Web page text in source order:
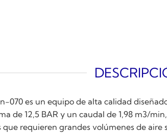
070 es un equipo de alta calidad
de 12,5 BAR y un caudal de 1,98 m3/
que requieren grandes volúmenes de